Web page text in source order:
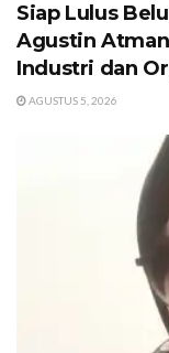
Siap Lulus
Agustin
Industri dan
AGUSTUS 5, 2026